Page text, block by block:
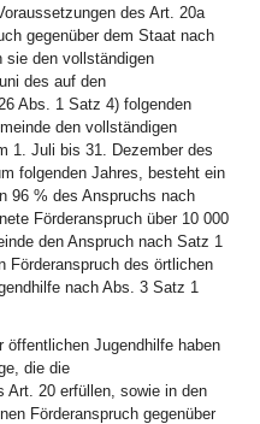
des Art. 20a
gegenüber dem Staat nach
sie den vollständigen
des auf den
Abs. 1 Satz 4) folgenden
den vollständigen
1. Juli bis 31. Dezember des
folgenden Jahres, besteht ein
96 % des Anspruchs nach
Förderanspruch über 10 000
den Anspruch nach Satz 1
Förderanspruch des örtlichen
nach Abs. 3 Satz 1
öffentlichen Jugendhilfe haben
die die
Art. 20 erfüllen, sowie in den
Förderanspruch gegenüber